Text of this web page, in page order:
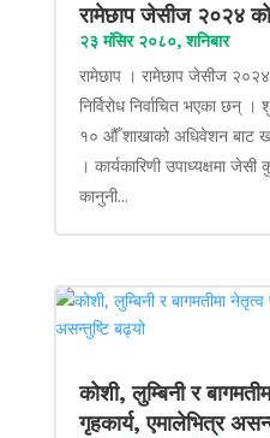
रामेछाप जेसीज २०२४
२३ मंसिर २०८०, शनिबार
रामेछाप । रामेछाप जेसीज
निर्विरोध निर्वाचित भएका छन्
१० औँ शाखाको अधिवेशन बाट
। कार्यकारिणी उपाध्यक्षमा
कानुनी...
कोशी, लुम्बिनी र
गृहकार्य, एमालेभित्र